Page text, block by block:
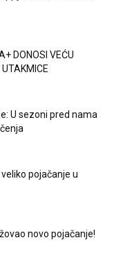
DONOSI VEĆU
U sezoni pred nama
veliko pojačanje u
novo pojačanje!